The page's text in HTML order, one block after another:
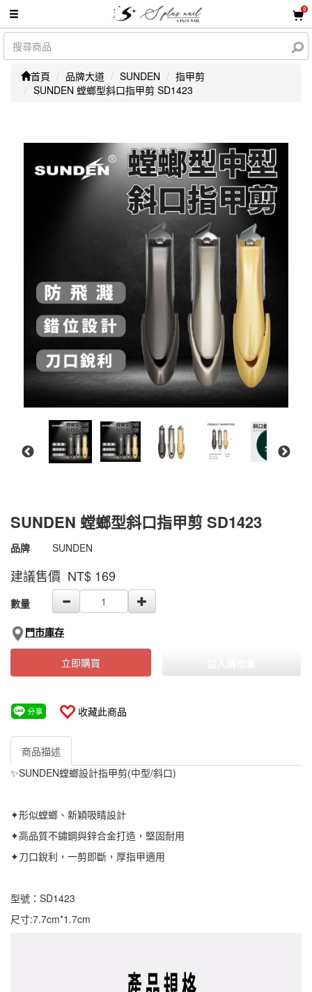
0
首頁 品牌大道 SUNDEN
指甲剪
SUNDEN 螳螂型斜口指甲剪 SD1423
SUNDEN 螳螂型斜口指甲剪 SD1423
商品代號 4712495803788
4712495803788
品牌 SUNDEN
建議售價 NT$ 169
GOODS000000000000001996154
數量
門市庫存
立即購買
收藏此商品
商品描述
✨SUNDEN螳螂設計指甲剪(中型/斜口)
✦形似螳螂、新穎吸睛設計
✦高品質不鏽鋼與鋅合金打造，堅固耐用
✦刀口銳利，一剪即斷，厚指甲適用
型號：SD1423
尺寸:7.7cm*1.7cm